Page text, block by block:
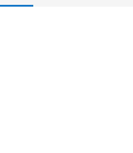
製品の安全と品質について